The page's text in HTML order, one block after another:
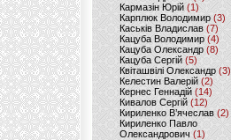
Кармазін Юрій(1)
Карплюк Володимир(3)
Каськів Владислав (7)
Кацуба Володимир (4)
Кацуба Олександр (8)
Кацуба Сергій (5)
Квіташвілі Олександр(3)
Келестин Валерій(2)
Кернес Геннадій (14)
Кивалов Сергій (12)
Кириленко В’ячеслав (2)
Кириленко Павло
Олександрович (1)